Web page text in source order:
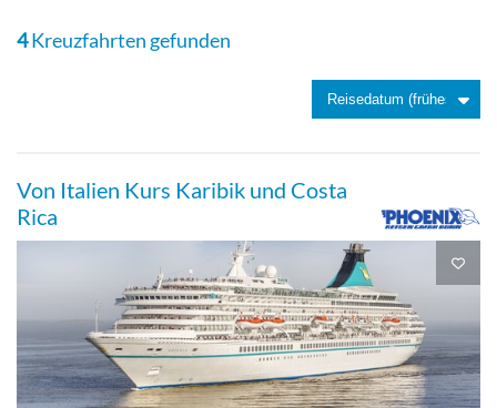
2-Bett zur Alleinbenutzung außen-[J1]
Aussenkabine
4Kreuzfahrten gefunden
Von Italien Kurs Karibik und Costa
Rica